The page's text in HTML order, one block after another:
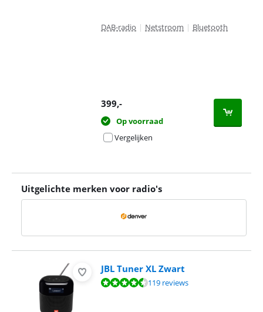
DAB-radio | Netstroom | Bluetooth
399,-
Op voorraad
Vergelijken
Uitgelichte merken voor radio's
JBL Tuner XL Zwart
Beoordeling is 8,8 van de 10, gebaseerd op 119 reviews.
119 reviews